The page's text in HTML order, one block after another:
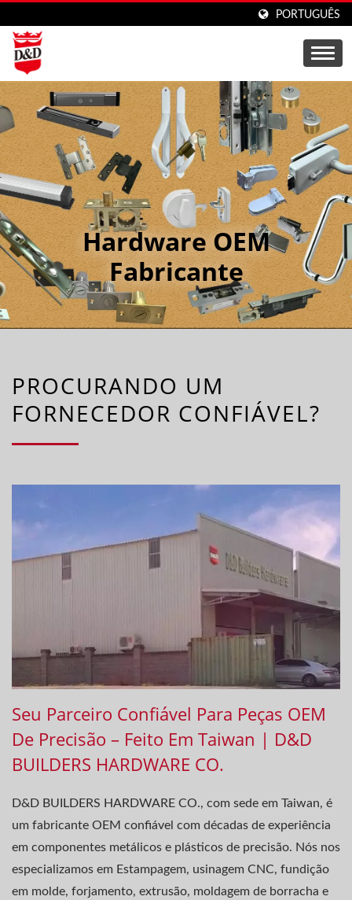
PORTUGUÊS
Hardware OEM
Fabricante
PROCURANDO UM
FORNECEDOR CONFIÁVEL?
Seu Parceiro Confiável Para Peças OEM
De Precisão – Feito Em Taiwan | D&D
BUILDERS HARDWARE CO.
D&D BUILDERS HARDWARE CO., com sede em Taiwan, é
um fabricante OEM confiável com décadas de experiência
em componentes metálicos e plásticos de precisão. Nós nos
especializamos em Estampagem, usinagem CNC, fundição
em molde, forjamento, extrusão, moldagem de borracha e